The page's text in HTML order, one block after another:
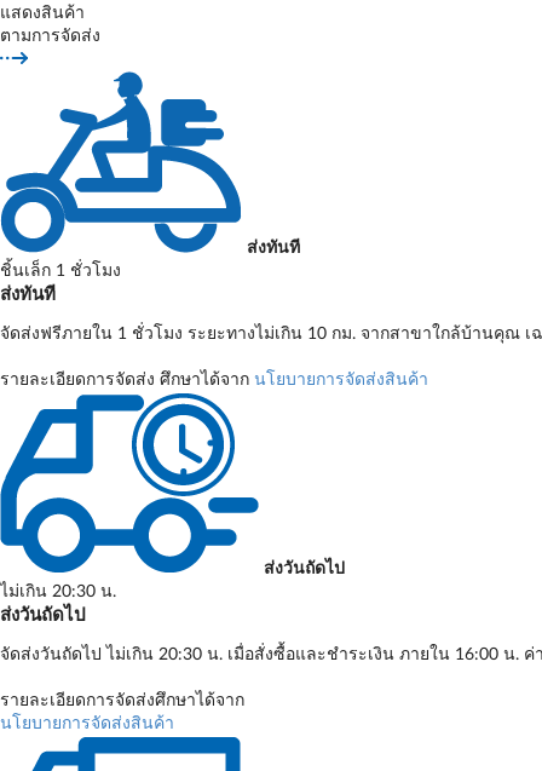
แสดงสินค้า
ตามการจัดส่ง
ส่งทันที
ชิ้นเล็ก 1 ชั่วโมง
ส่งทันที
จัดส่งฟรีภายใน 1 ชั่วโมง ระยะทางไม่เกิน 10 กม. จากสาขาใกล้บ้านคุณ
รายละเอียดการจัดส่ง ศึกษาได้จาก นโยบายการจัดส่งสินค้า
ส่งวันถัดไป
ไม่เกิน 20:30 น.
ส่งวันถัดไป
จัดส่งวันถัดไป ไม่เกิน 20:30 น. เมื่อสั่งซื้อและชำระเงิน ภายใน 16:00 น.
รายละเอียดการจัดส่งศึกษาได้จาก
นโยบายการจัดส่งสินค้า